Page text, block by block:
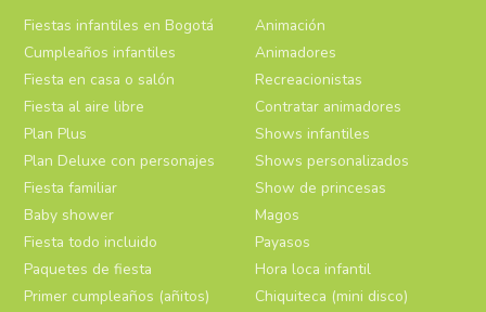
Fiestas infantiles en Bogotá
Cumpleaños infantiles
Fiesta en casa o salón
Fiesta al aire libre
Plan Plus
Plan Deluxe con personajes
Fiesta familiar
Baby shower
Fiesta todo incluido
Paquetes de fiesta
Primer cumpleaños (añitos)
Animación
Animadores
Recreacionistas
Contratar animadores
Shows infantiles
Shows personalizados
Show de princesas
Magos
Payasos
Hora loca infantil
Chiquiteca (mini disco)